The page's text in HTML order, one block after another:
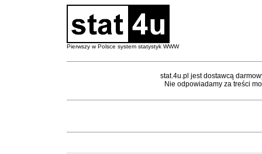
Pierwszy w Polsce system statystyk WWW
stat.4u.pl jest dostawcą
Nie odpowiadamy za treści